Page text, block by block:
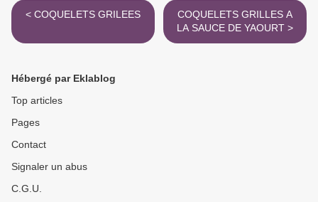
< COQUELETS GRILEES
COQUELETS GRILLES A
LA SAUCE DE YAOURT >
Hébergé par Eklablog
Top articles
Pages
Contact
Signaler un abus
C.G.U.